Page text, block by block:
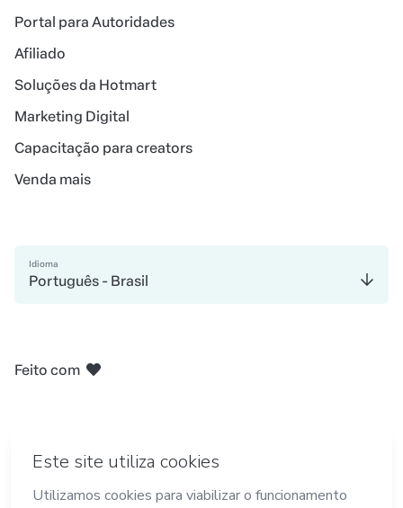
Portal para Autoridades
Afiliado
Soluções da Hotmart
Marketing Digital
Capacitação para creators
Venda mais
Idioma
Português - Brasil
Feito com